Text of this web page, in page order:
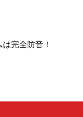
完全防音！